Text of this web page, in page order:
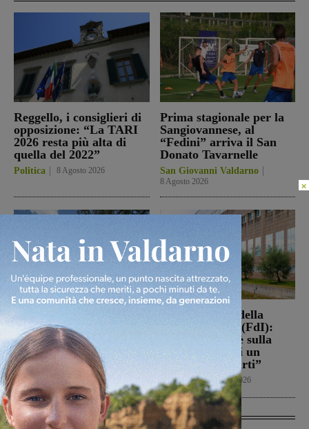
Reggello, i consiglieri di
opposizione: “La TARI
2026 resta più alta di
quella del 2022”
Politica 8 Agosto 2026
Prima stagionale per la
Sangiovannese, al
“Fedini” arriva il San
Donato Tavarnelle
San Giovanni Valdarno
8 Agosto 2026
Loro Ciuffenna, squadre
antincendio al lavoro per
un rogo nei boschi
Cronaca 8 Agosto 2026
Punto Nascita della
Gruccia, Tucci (FdI):
“Montevarchi è sulla
giusta strada di un
aumento dei parti”
Politica 8 Agosto 2026
Ultime Calcio
×